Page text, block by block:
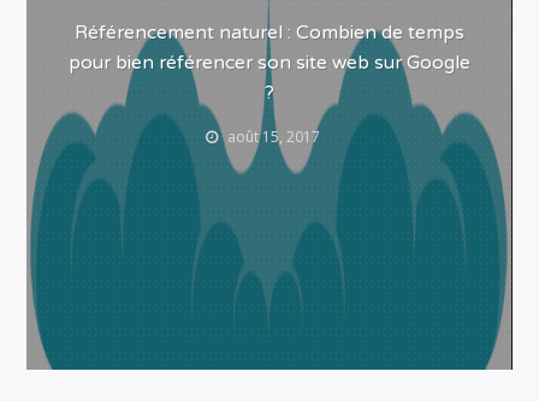
Référencement naturel : Combien de temps
pour bien référencer son site web sur Google
?
août 15, 2017